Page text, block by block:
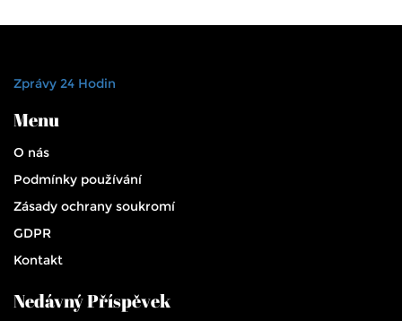
Zprávy 24 Hodin
Menu
O nás
Podmínky používání
Zásady ochrany soukromí
GDPR
Kontakt
Nedávný Příspěvek